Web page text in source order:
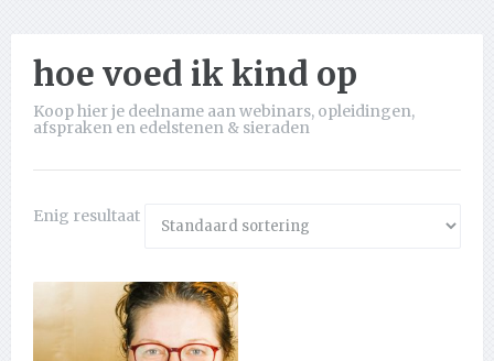
hoe voed ik kind op
Koop hier je deelname aan webinars, opleidingen,
afspraken en edelstenen & sieraden
Enig resultaat